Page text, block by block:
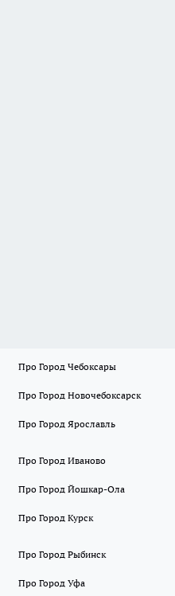
Про Город Чебоксары
Про Город Новочебоксарск
Про Город Ярославль
Про Город Иваново
Про Город Йошкар-Ола
Про Город Курск
Про Город Рыбинск
Про Город Уфа